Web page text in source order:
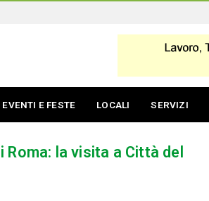
EVENTI E FESTE LOCALI SERVIZI
la visita a Città del